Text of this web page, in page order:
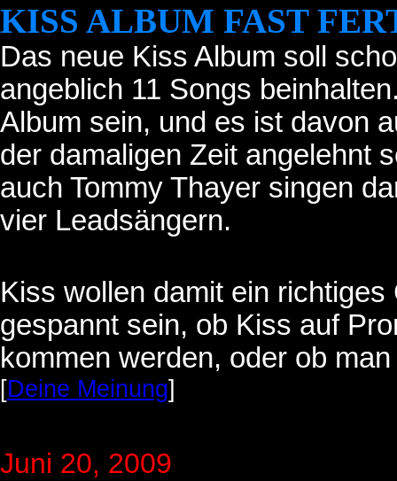
KISS ALBUM FAST
Das neue Kiss Album soll
angeblich 11 Songs
Album sein, und es ist davon
der damaligen Zeit angelehnt
auch Tommy Thayer singen
vier Leadsängern.
Kiss wollen damit ein
gespannt sein, ob Kiss auf
kommen werden, oder ob
[Deine Meinung]
Juni 20, 2009